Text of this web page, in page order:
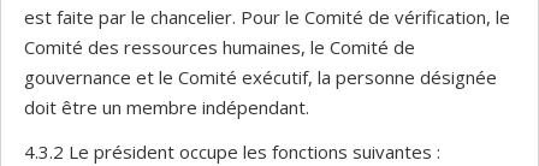
est faite par le chancelier. Pour le Comité de vérification, le
Comité des ressources humaines, le Comité de
gouvernance et le Comité exécutif, la personne désignée
doit être un membre indépendant.
4.3.2 Le président occupe les fonctions suivantes :